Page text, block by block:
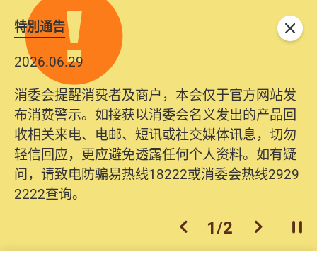
特別通告
2026.06.29
消委会提醒消费者及商户，本会仅于官方网站发
布消费警示。如接获以消委会名义发出的产品回
收相关来电、电邮、短讯或社交媒体讯息，切勿
轻信回应，更应避免透露任何个人资料。如有疑
问，请致电防骗易热线18222或消委会热线2929
2222查询。
上一个
1/2 下一个开
关闭